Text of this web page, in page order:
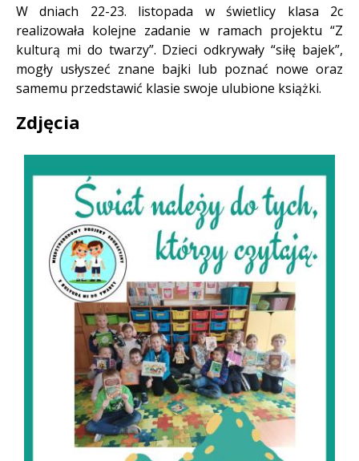
Treść
W dniach 22-23. listopada w świetlicy klasa 2c
realizowała kolejne zadanie w ramach projektu “Z
kulturą mi do twarzy”. Dzieci odkrywały “siłę bajek”,
mogły usłyszeć znane bajki lub poznać nowe oraz
samemu przedstawić klasie swoje ulubione książki.
Zdjęcia